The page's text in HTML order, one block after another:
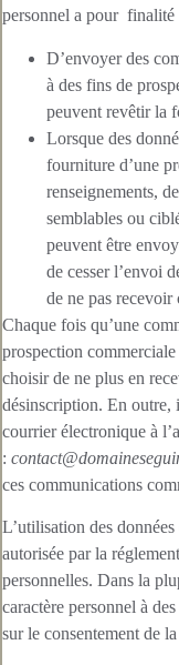
personnel a pour finalité
D’envoyer des
à des fins de
peuvent revêtir la
Lorsque des
fourniture d’une
renseignements,
semblables ou
peuvent être
de cesser l’envoi
de ne pas recevoir
Chaque fois qu’une
prospection
choisir de ne plus en
désinscription. En outre,
courrier électronique à
:
ces communications
L’utilisation des
autorisée par la
personnelles. Dans la
caractère personnel à
sur le consentement de